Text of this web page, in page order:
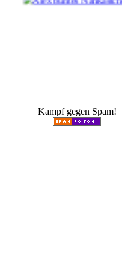
Kampf gegen Spam!